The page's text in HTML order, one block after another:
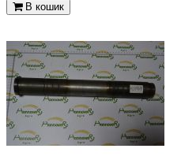
В кошик